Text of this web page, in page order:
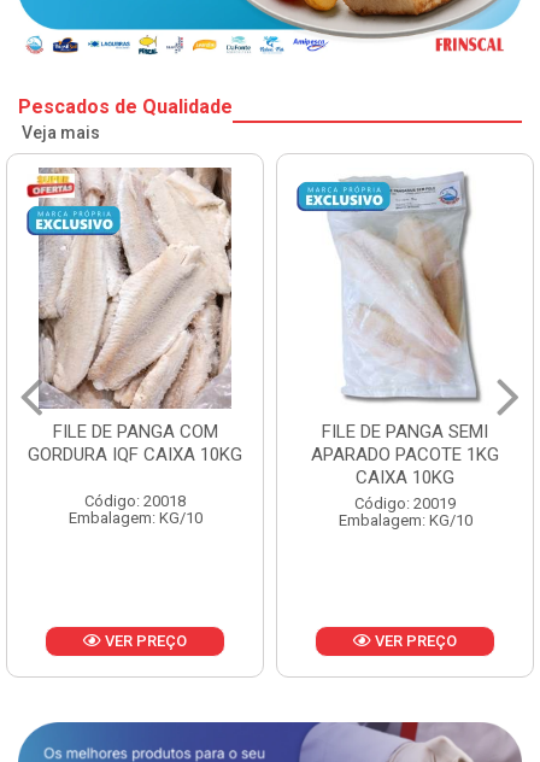
Pescados de Qualidade
Veja mais
FILE DE PANGA SEMI
APARADO PACOTE 1KG
Código: 20019
Embalagem: KG/10
VER PREÇO
POLACA DESFIADA
PESCAMARES PCT5KG
CX10KG
Código: 20161
Embalagem: KG/10
VER PREÇO